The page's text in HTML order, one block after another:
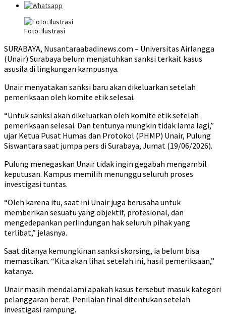
Foto: Ilustrasi
SURABAYA, Nusantaraabadinews.com – Universitas Airlangga
(Unair) Surabaya belum menjatuhkan sanksi terkait kasus
asusila di lingkungan kampusnya.
Unair menyatakan sanksi baru akan dikeluarkan setelah
pemeriksaan oleh komite etik selesai.
“Untuk sanksi akan dikeluarkan oleh komite etik setelah
pemeriksaan selesai. Dan tentunya mungkin tidak lama lagi,”
ujar Ketua Pusat Humas dan Protokol (PHMP) Unair, Pulung
Siswantara saat jumpa pers di Surabaya, Jumat (19/06/2026).
Pulung menegaskan Unair tidak ingin gegabah mengambil
keputusan. Kampus memilih menunggu seluruh proses
investigasi tuntas.
“Oleh karena itu, saat ini Unair juga berusaha untuk
memberikan sesuatu yang objektif, profesional, dan
mengedepankan perlindungan hak seluruh pihak yang
terlibat,” jelasnya.
Saat ditanya kemungkinan sanksi skorsing, ia belum bisa
memastikan. “Kita akan lihat setelah ini, hasil pemeriksaan,”
katanya.
Unair masih mendalami apakah kasus tersebut masuk kategori
pelanggaran berat. Penilaian final ditentukan setelah
investigasi rampung.